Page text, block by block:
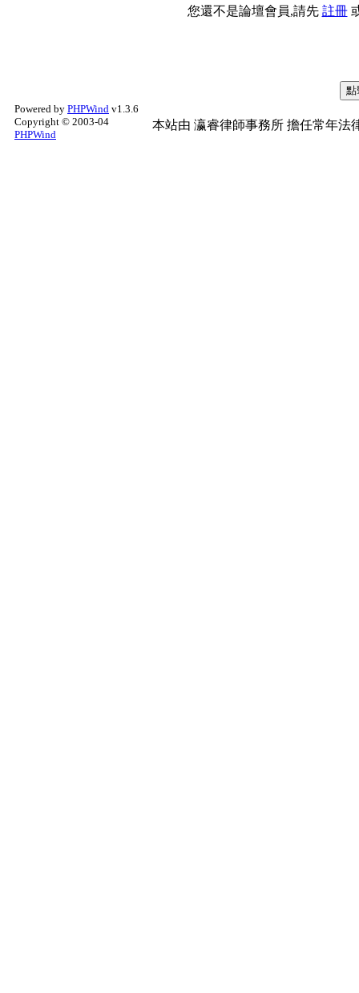
您還不是論壇會員,請先 註冊
Powered by PHPWind v1.3.6
Copyright © 2003-04
PHPWind
本站由 瀛睿律師事務所 擔任常年法